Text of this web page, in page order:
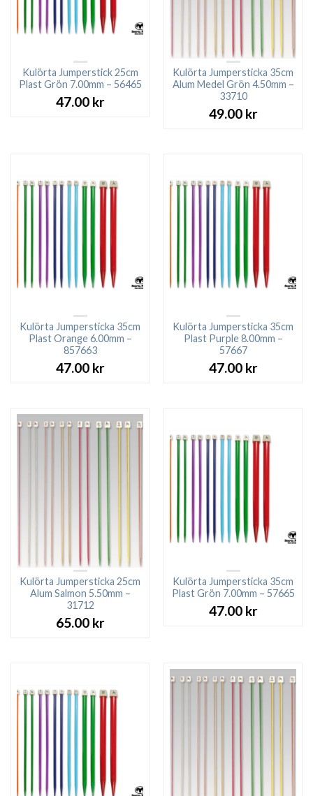
Kulörta Jumperstick 25cm
Plast Grön 7.00mm – 56465
47.00 kr
Kulörta Jumpersticka 35cm
Alum Medel Grön 4.50mm –
33710
49.00 kr
Kulörta Jumpersticka 35cm
Plast Orange 6.00mm –
857663
47.00 kr
Kulörta Jumpersticka 35cm
Plast Purple 8.00mm –
57667
47.00 kr
Kulörta Jumpersticka 25cm
Alum Salmon 5.50mm –
31712
65.00 kr
Kulörta Jumpersticka 35cm
Plast Grön 7.00mm – 57665
47.00 kr